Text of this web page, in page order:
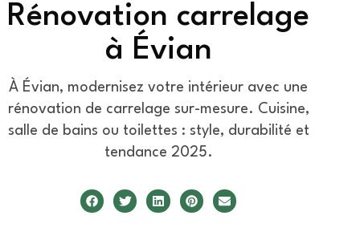
Rénovation carrelage
à Évian
À Évian, modernisez votre intérieur avec une
rénovation de carrelage sur-mesure. Cuisine,
salle de bains ou toilettes : style, durabilité et
tendance 2025.